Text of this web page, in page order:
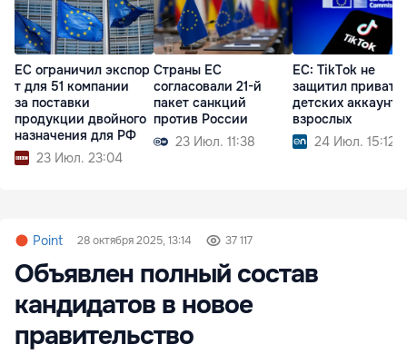
ЕС ограничил экспор
т для 51 компании
за поставки
продукции двойного
назначения для РФ
23 Июл. 23:04
Страны ЕС
согласовали 21-й
пакет санкций
против России
23 Июл. 11:38
ЕС: TikTok не
защитил
детских
взрослых
24 Июл. 15:12
Point 28 октября 2025, 13:14 37 117
Объявлен полный состав
кандидатов в новое
правительство